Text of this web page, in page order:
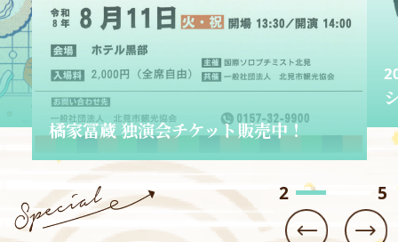
ット販売中！
ショップきたみさん！
3 5